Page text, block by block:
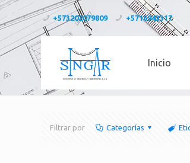
+573202079809 +5716943317
Inicio
Filtrar por Categorías